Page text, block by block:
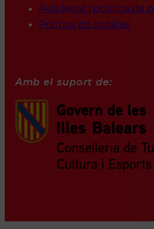
Avís legal i política de
Política de cookies
Amb el suport de: